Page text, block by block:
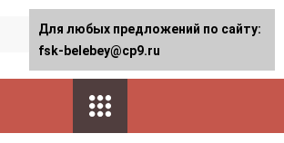
Для любых предложений по сайту:
fsk-belebey@cp9.ru